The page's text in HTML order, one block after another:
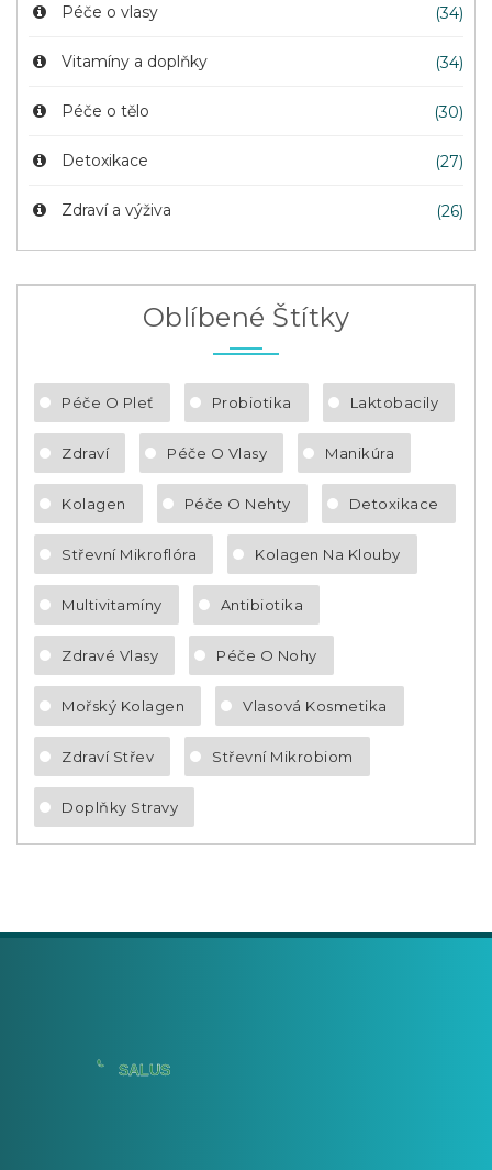
Péče o vlasy (34)
Vitamíny a doplňky (34)
Péče o tělo (30)
Detoxikace (27)
Zdraví a výživa (26)
Oblíbené Štítky
Péče O Pleť Probiotika Laktobacily
Zdraví Péče O Vlasy Manikúra
Kolagen Péče O Nehty Detoxikace
Střevní Mikroflóra Kolagen Na Klouby
Multivitamíny Antibiotika
Zdravé Vlasy Péče O Nohy
Mořský Kolagen Vlasová Kosmetika
Zdraví Střev Střevní Mikrobiom
Doplňky Stravy